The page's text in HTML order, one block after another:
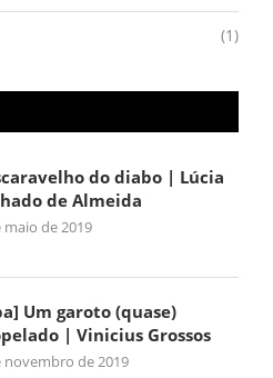
(1)
do diabo | Lúcia
de Almeida
maio de 2019
Um garoto (quase)
| Vinicius Grossos
novembro de 2019